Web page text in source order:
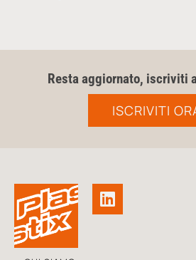
Resta aggiornato, iscriviti
ISCRIVITI